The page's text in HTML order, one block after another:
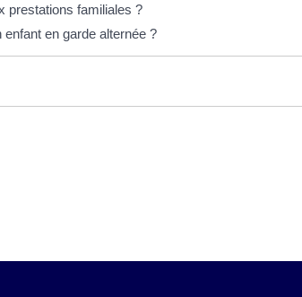
prestations familiales ?
en garde alternée ?